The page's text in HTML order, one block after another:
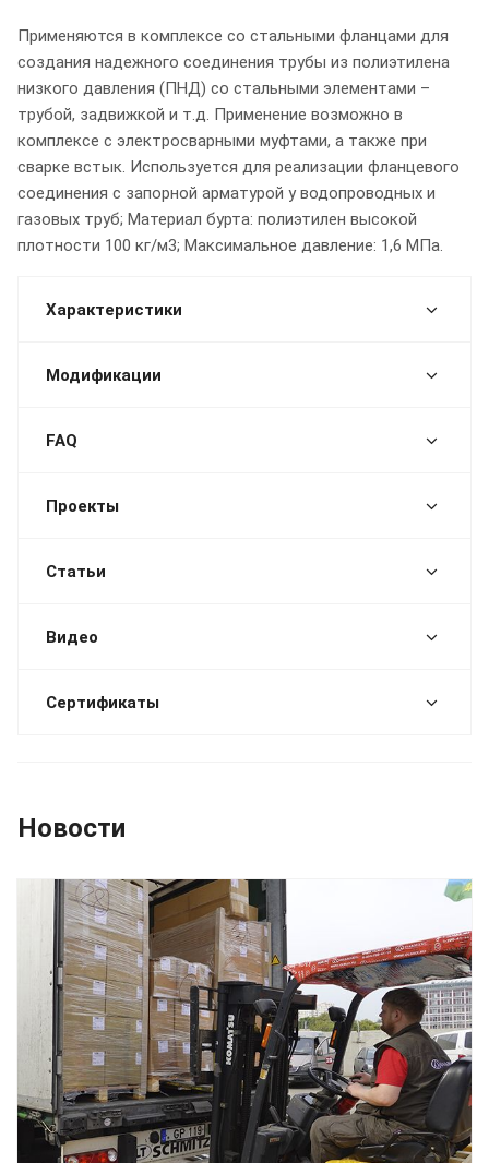
Применяются в комплексе со стальными фланцами для
создания надежного соединения трубы из полиэтилена
низкого давления (ПНД) со стальными элементами –
трубой, задвижкой и т.д. Применение возможно в
комплексе с электросварными муфтами, а также при
сварке встык. Используется для реализации фланцевого
соединения с запорной арматурой у водопроводных и
газовых труб; Материал бурта: полиэтилен высокой
плотности 100 кг/м3; Максимальное давление: 1,6 МПа.
Характеристики
Модификации
FAQ
Проекты
Статьи
Видео
Сертификаты
Новости